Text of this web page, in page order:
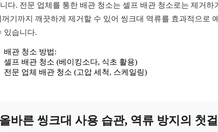
다. 전문 업체를 통한 배관 청소는 셀프 배관 청소로는 제거하
꺼기까지 깨끗하게 제거할 수 있어 씽크대 역류를 효과적으로
있습니다.
배관 청소 방법:
셀프 배관 청소 (베이킹소다, 식초 활용)
전문 업체 배관 청소 (고압 세척, 스케일링)
바른 씽크대 사용 습관, 역류 방지의 첫걸